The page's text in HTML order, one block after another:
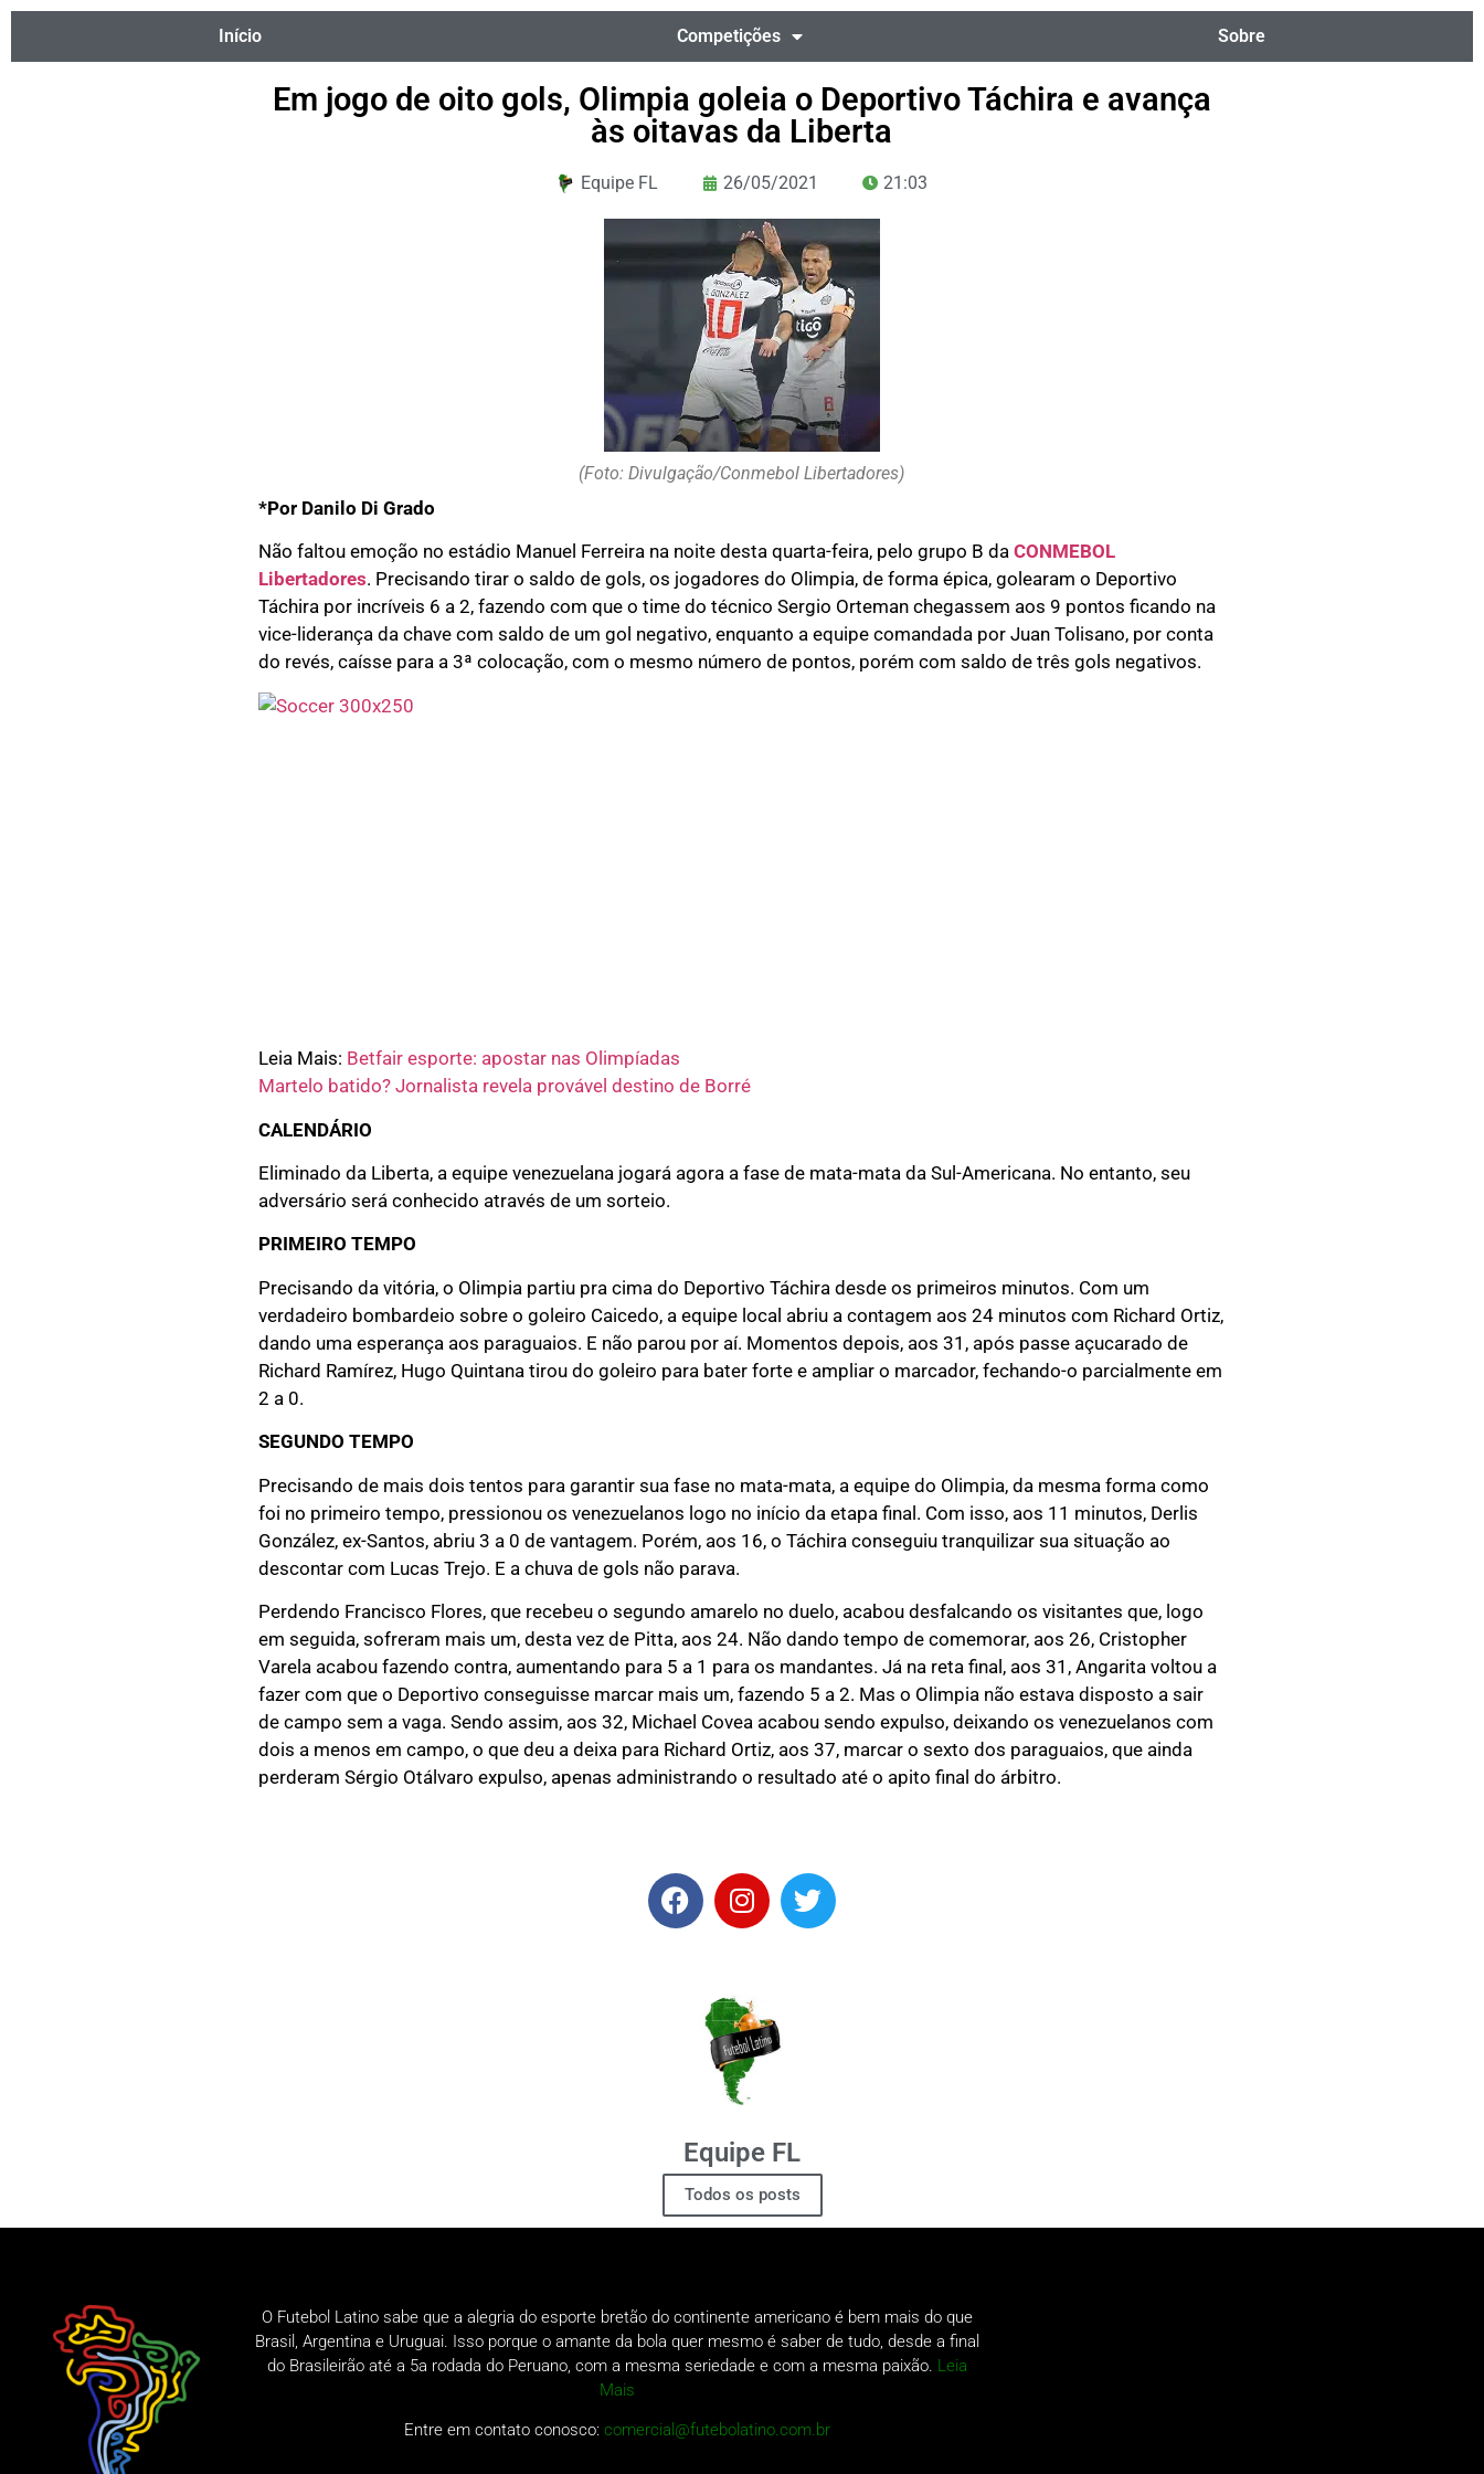
Início Competições Sobre
Em jogo de oito gols, Olimpia goleia o Deportivo Táchira e avança
às oitavas da Liberta
Equipe FL 26/05/2021 21:03
(Foto: Divulgação/Conmebol Libertadores)
*Por Danilo Di Grado
Não faltou emoção no estádio Manuel Ferreira na noite desta quarta-feira, pelo grupo B da CONMEBOL
Libertadores. Precisando tirar o saldo de gols, os jogadores do Olimpia, de forma épica, golearam o Deportivo
Táchira por incríveis 6 a 2, fazendo com que o time do técnico Sergio Orteman chegassem aos 9 pontos ficando na
vice-liderança da chave com saldo de um gol negativo, enquanto a equipe comandada por Juan Tolisano, por conta
do revés, caísse para a 3ª colocação, com o mesmo número de pontos, porém com saldo de três gols negativos.
Leia Mais: Betfair esporte: apostar nas Olimpíadas
Martelo batido? Jornalista revela provável destino de Borré
CALENDÁRIO
Eliminado da Liberta, a equipe venezuelana jogará agora a fase de mata-mata da Sul-Americana. No entanto, seu
adversário será conhecido através de um sorteio.
PRIMEIRO TEMPO
Precisando da vitória, o Olimpia partiu pra cima do Deportivo Táchira desde os primeiros minutos. Com um
verdadeiro bombardeio sobre o goleiro Caicedo, a equipe local abriu a contagem aos 24 minutos com Richard Ortiz,
dando uma esperança aos paraguaios. E não parou por aí. Momentos depois, aos 31, após passe açucarado de
Richard Ramírez, Hugo Quintana tirou do goleiro para bater forte e ampliar o marcador, fechando-o parcialmente em
2 a 0.
SEGUNDO TEMPO
Precisando de mais dois tentos para garantir sua fase no mata-mata, a equipe do Olimpia, da mesma forma como
foi no primeiro tempo, pressionou os venezuelanos logo no início da etapa final. Com isso, aos 11 minutos, Derlis
González, ex-Santos, abriu 3 a 0 de vantagem. Porém, aos 16, o Táchira conseguiu tranquilizar sua situação ao
descontar com Lucas Trejo. E a chuva de gols não parava.
Perdendo Francisco Flores, que recebeu o segundo amarelo no duelo, acabou desfalcando os visitantes que, logo
em seguida, sofreram mais um, desta vez de Pitta, aos 24. Não dando tempo de comemorar, aos 26, Cristopher
Varela acabou fazendo contra, aumentando para 5 a 1 para os mandantes. Já na reta final, aos 31, Angarita voltou a
fazer com que o Deportivo conseguisse marcar mais um, fazendo 5 a 2. Mas o Olimpia não estava disposto a sair
de campo sem a vaga. Sendo assim, aos 32, Michael Covea acabou sendo expulso, deixando os venezuelanos com
dois a menos em campo, o que deu a deixa para Richard Ortiz, aos 37, marcar o sexto dos paraguaios, que ainda
perderam Sérgio Otálvaro expulso, apenas administrando o resultado até o apito final do árbitro.
Equipe FL
Todos os posts
O Futebol Latino sabe que a alegria do esporte bretão do continente americano é bem mais do que
Brasil, Argentina e Uruguai. Isso porque o amante da bola quer mesmo é saber de tudo, desde a final
do Brasileirão até a 5a rodada do Peruano, com a mesma seriedade e com a mesma paixão. Leia
Mais
Entre em contato conosco:comercial@futebolatino.com.br